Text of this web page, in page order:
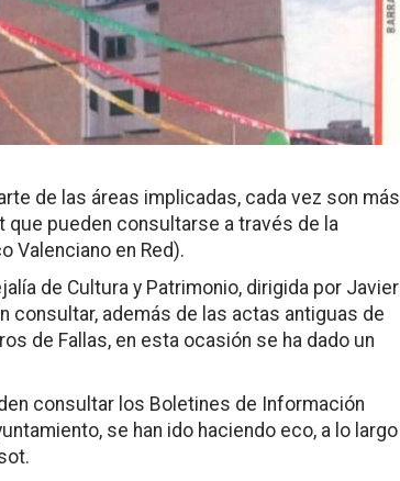
de las áreas implicadas, cada vez son más
pueden consultarse a través de la
Valenciano en Red).
de Cultura y Patrimonio, dirigida por Javier
consultar, además de las actas antiguas de
de Fallas, en esta ocasión se ha dado un
consultar los Boletines de Información
se han ido haciendo eco, a lo largo